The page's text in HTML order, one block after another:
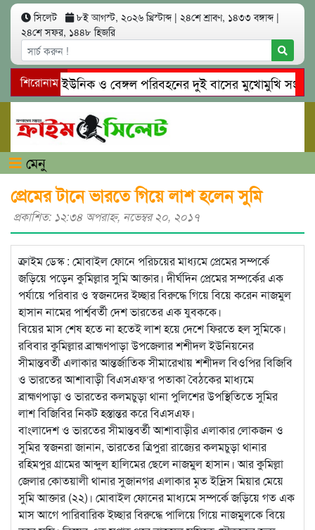
সিলেট ৮ই আগস্ট, ২০২৬ খ্রিস্টাব্দ | ২৪শে শ্রাবণ, ১৪৩৩ বঙ্গাব্দ |
২৪শে সফর, ১৪৪৮ হিজরি
শিরোনাম
সিলেটে ইউনিক ও বেঙ্গল পরিবহনের দুই বাসের মুখোমুখি
গোয়াইনঘাটে প্রেমের ফাঁদে তরুণী পাচার: মাদকাসক্ত রিমালকে
মেনু
প্রেমের টানে ভারতে গিয়ে লাশ হলেন সুমি
প্রকাশিত: ১২:৩৪ অপরাহ্ণ, নভেম্বর ২০, ২০১৭
ক্রাইম ডেস্ক : মোবাইল ফোনে পরিচয়ের মাধ্যমে প্রেমের সম্পর্কে
জড়িয়ে পড়েন কুমিল্লার সুমি আক্তার। দীর্ঘদিন প্রেমের সম্পর্কের এক
পর্যায়ে পরিবার ও স্বজনদের ইচ্ছার বিরুদ্ধে গিয়ে বিয়ে করেন নাজমুল
হাসান নামের পার্শ্ববর্তী দেশ ভারতের এক যুবককে।
বিয়ের মাস শেষ হতে না হতেই লাশ হয়ে দেশে ফিরতে হল সুমিকে।
রবিবার কুমিল্লার ব্রাহ্মণপাড়া উপজেলার শশীদল ইউনিয়নের
সীমান্তবর্তী এলাকার আন্তর্জাতিক সীমারেখায় শশীদল বিওপির বিজিবি
ও ভারতের আশাবাড়ী বিএসএফ‘র পতাকা বৈঠকের মাধ্যমে
ব্রাহ্মণপাড়া ও ভারতের কলমচুড়া থানা পুলিশের উপস্থিতিতে সুমির
লাশ বিজিবির নিকট হস্তান্তর করে বিএসএফ।
বাংলাদেশ ও ভারতের সীমান্তবর্তী আশাবাড়ীর এলাকার লোকজন ও
সুমির স্বজনরা জানান, ভারতের ত্রিপুরা রাজ্যের কলমচুড়া থানার
রহিমপুর গ্রামের আব্দুল হালিমের ছেলে নাজমুল হাসান। আর কুমিল্লা
জেলার কোতয়ালী থানার সুজানগর এলাকার মৃত ইদ্রিস মিয়ার মেয়ে
সুমি আক্তার (২২)। মোবাইল ফোনের মাধ্যমে সম্পর্কে জড়িয়ে গত এক
মাস আগে পারিবারিক ইচ্ছার বিরুদ্ধে পালিয়ে গিয়ে নাজমুলকে বিয়ে